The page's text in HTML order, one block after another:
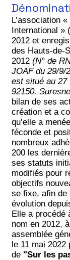
L’association
International »
2012 et
des Hauts-de-
2012 (N° de
JOAF du 29/9/
est situé au 27
92150.
bilan de ses
création et a
qu’elle a
féconde et
nombreux
200 les
ses statuts
modifiés pour
objectifs
se fixe, afin de
évolution
Elle a procédé
nom en 2012,
assemblée
le 11 mai 2022
de "Sur les